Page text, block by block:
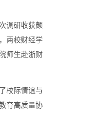
调研收获颇
两校财经学
师生赴浙财
校际情谊与
育高质量协